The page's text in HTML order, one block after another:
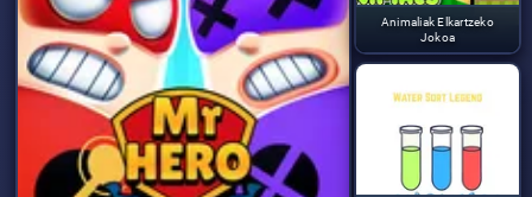
Animaliak Elkartzeko
Jokoa